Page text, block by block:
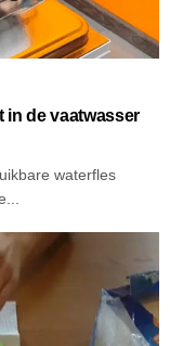
in de vaatwasser
waterfles